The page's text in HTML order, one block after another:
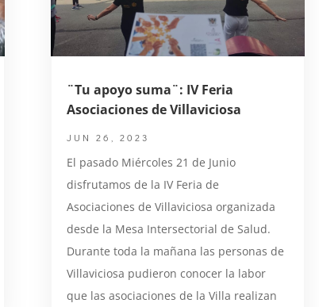
¨Tu apoyo suma¨: IV Feria
Asociaciones de Villaviciosa
JUN 26, 2023
El pasado Miércoles 21 de Junio
disfrutamos de la IV Feria de
Asociaciones de Villaviciosa organizada
desde la Mesa Intersectorial de Salud.
Durante toda la mañana las personas de
Villaviciosa pudieron conocer la labor
que las asociaciones de la Villa realizan